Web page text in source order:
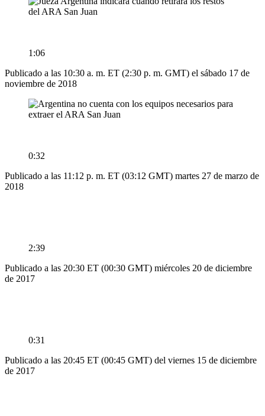
1:06
Publicado a las 10:30 a. m. ET (2:30 p. m. GMT) el sábado 17 de
noviembre de 2018
0:32
Publicado a las 11:12 p. m. ET (03:12 GMT) martes 27 de marzo de
2018
2:39
Publicado a las 20:30 ET (00:30 GMT) miércoles 20 de diciembre
de 2017
0:31
Publicado a las 20:45 ET (00:45 GMT) del viernes 15 de diciembre
de 2017